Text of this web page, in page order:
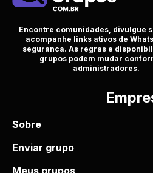
Encontre comunidades, divulgue
acompanhe links ativos de
seguranca. As regras e
grupos podem mudar
administradores.
Sobre
Enviar grupo